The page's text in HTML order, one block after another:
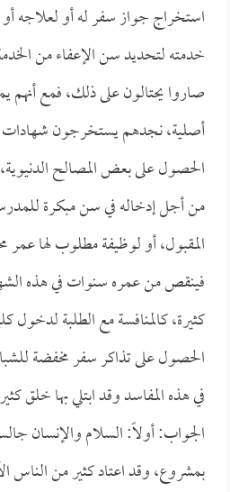
استخراج جواز سفر له أو لعلاجه
خدمته لتحديد سن الإعفاء من
صاروا يحتالون على ذلك، فمع أنهم
أصلية، نجدهم يستخرجون
الحصول على بعض المصالح
من أجل إدخاله في سن مبكرة
المقبول، أو لوظيفة مطلوب لها عمر
فينقص من عمره سنوات في هذه
كثيرة، كالمنافسة مع الطلبة لدخول
الحصول على تذاكر سفر مخفضة
في هذه المفاسد وقد ابتلي بها خلق
الجواب: أولاً: السلام والإنسان
بمشروع، وقد اعتاد كثير من الناس